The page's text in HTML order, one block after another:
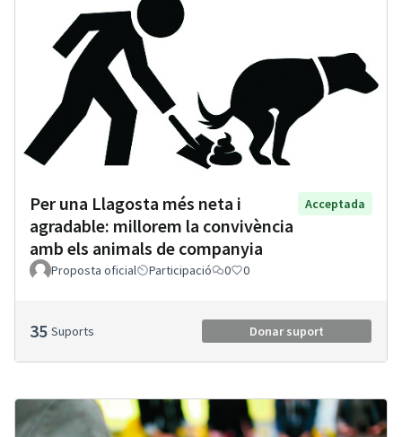
Per una Llagosta més neta i
agradable: millorem la convivència
amb els animals de companyia
Acceptada
Proposta oficial Participació 0 0
35 Suports Donar suport